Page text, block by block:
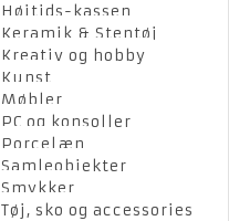
Højtids-kassen
Keramik & Stentøj
Kreativ og hobby
Kunst
Møbler
PC og konsoller
Porcelæn
Samleobjekter
Smykker
Tøj, sko og accessories